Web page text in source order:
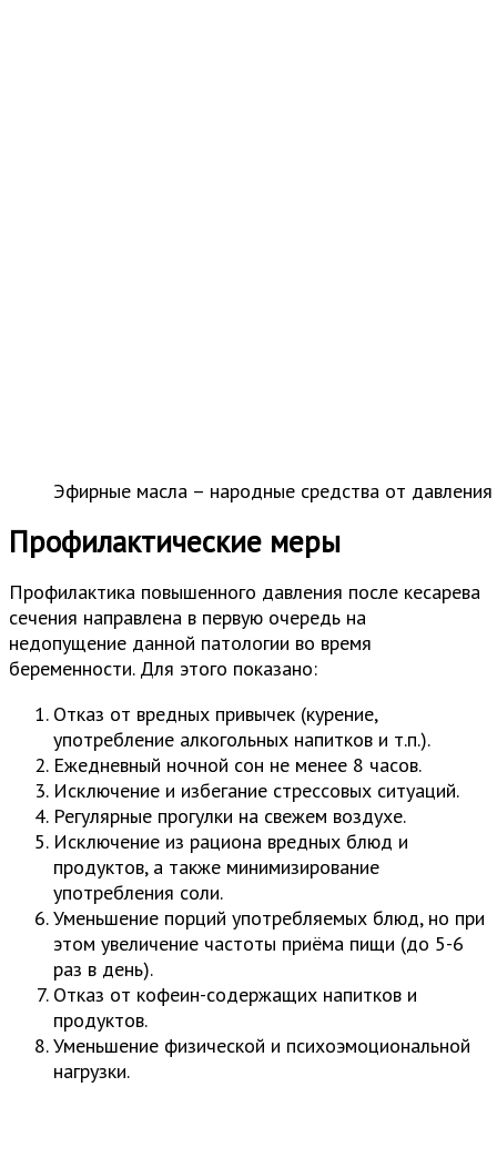
Эфирные масла – народные средства от давления
Профилактические меры
Профилактика повышенного давления после кесарева
сечения направлена в первую очередь на
недопущение данной патологии во время
беременности. Для этого показано:
Отказ от вредных привычек (курение,
употребление алкогольных напитков и т.п.).
Ежедневный ночной сон не менее 8 часов.
Исключение и избегание стрессовых ситуаций.
Регулярные прогулки на свежем воздухе.
Исключение из рациона вредных блюд и
продуктов, а также минимизирование
употребления соли.
Уменьшение порций употребляемых блюд, но при
этом увеличение частоты приёма пищи (до 5-6
раз в день).
Отказ от кофеин-содержащих напитков и
продуктов.
Уменьшение физической и психоэмоциональной
нагрузки.